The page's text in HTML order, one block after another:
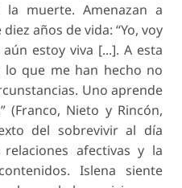
muerte. Amenazan a
años de vida: “Yo, voy
estoy viva [...]. A esta
que me han hecho no
Uno aprende
(Franco, Nieto y Rincón,
del sobrevivir al día
afectivas y la
Islena siente